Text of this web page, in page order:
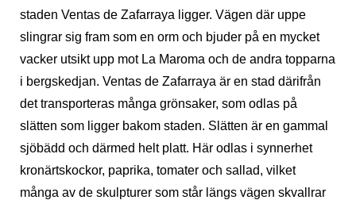
staden Ventas de Zafarraya ligger. Vägen där uppe
slingrar sig fram som en orm och bjuder på en mycket
vacker utsikt upp mot La Maroma och de andra topparna
i bergskedjan. Ventas de Zafarraya är en stad därifrån
det transporteras många grönsaker, som odlas på
slätten som ligger bakom staden. Slätten är en gammal
sjöbädd och därmed helt platt. Här odlas i synnerhet
kronärtskockor, paprika, tomater och sallad, vilket
många av de skulpturer som står längs vägen skvallrar